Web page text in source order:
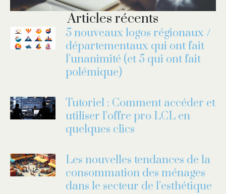
Articles récents
5 nouveaux logos régionaux /
départementaux qui ont fait
l’unanimité (et 5 qui ont fait
polémique)
Tutoriel : Comment accéder et
utiliser l’offre pro LCL en
quelques clics
Les nouvelles tendances de la
consommation des ménages
dans le secteur de l’esthétique